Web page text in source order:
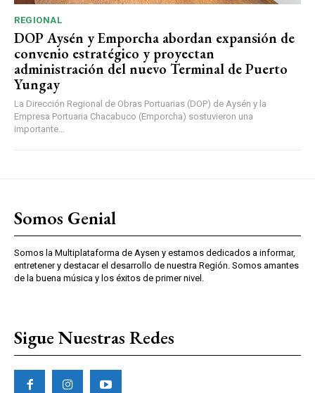
REGIONAL
DOP Aysén y Emporcha abordan expansión de
convenio estratégico y proyectan
administración del nuevo Terminal de Puerto
Yungay
La Dirección Regional de Obras Portuarias (DOP) de Aysén y la
Empresa Portuaria Chacabuco (Emporcha) sostuvieron una
importante...
Somos Genial
Somos la Multiplataforma de Aysen y estamos dedicados a informar,
entretener y destacar el desarrollo de nuestra Región. Somos amantes
de la buena música y los éxitos de primer nivel.
Sigue Nuestras Redes